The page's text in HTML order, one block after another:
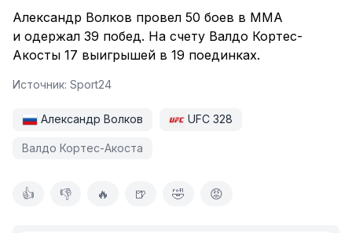
Александр Волков провел 50 боев в ММА
и одержал 39 побед. На счету Валдо Кортес-
Акосты 17 выигрышей в 19 поединках.
Источник: Sport24
Александр Волков UFC 328
Валдо Кортес-Акоста
👍 👎 🔥 🍺 🤣 😡